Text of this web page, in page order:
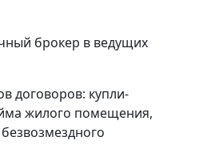
брокер в ведущих
договоров: купли-
жилого помещения,